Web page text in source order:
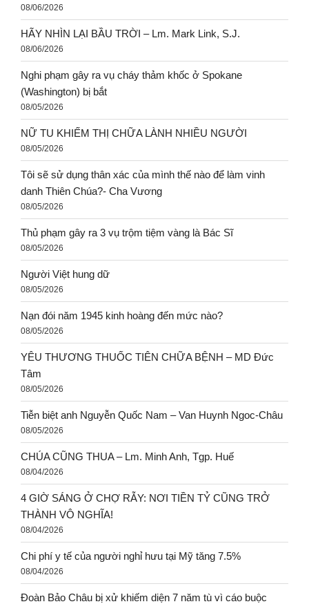
08/06/2026
HÃY NHÌN LẠI BẦU TRỜI – Lm. Mark Link, S.J.
08/06/2026
Nghi phạm gây ra vụ cháy thảm khốc ở Spokane
(Washington) bị bắt
08/05/2026
NỮ TU KHIẾM THỊ CHỮA LÀNH NHIỀU NGƯỜI
08/05/2026
Tôi sẽ sử dụng thân xác của mình thế nào để làm vinh
danh Thiên Chúa?- Cha Vương
08/05/2026
Thủ phạm gây ra 3 vụ trộm tiệm vàng là Bác Sĩ
08/05/2026
Người Việt hung dữ
08/05/2026
Nạn đói năm 1945 kinh hoàng đến mức nào?
08/05/2026
YÊU THƯƠNG THUỐC TIÊN CHỮA BỆNH – MD Đức
Tâm
08/05/2026
Tiễn biệt anh Nguyễn Quốc Nam – Van Huynh Ngoc-Châu
08/05/2026
CHÚA CŨNG THUA – Lm. Minh Anh, Tgp. Huế
08/04/2026
4 GIỜ SÁNG Ở CHỢ RẪY: NƠI TIỀN TỶ CŨNG TRỞ
THÀNH VÔ NGHĨA!
08/04/2026
Chi phí y tế của người nghỉ hưu tại Mỹ tăng 7.5%
08/04/2026
Đoàn Bảo Châu bị xử khiếm diện 7 năm tù vì cáo buộc